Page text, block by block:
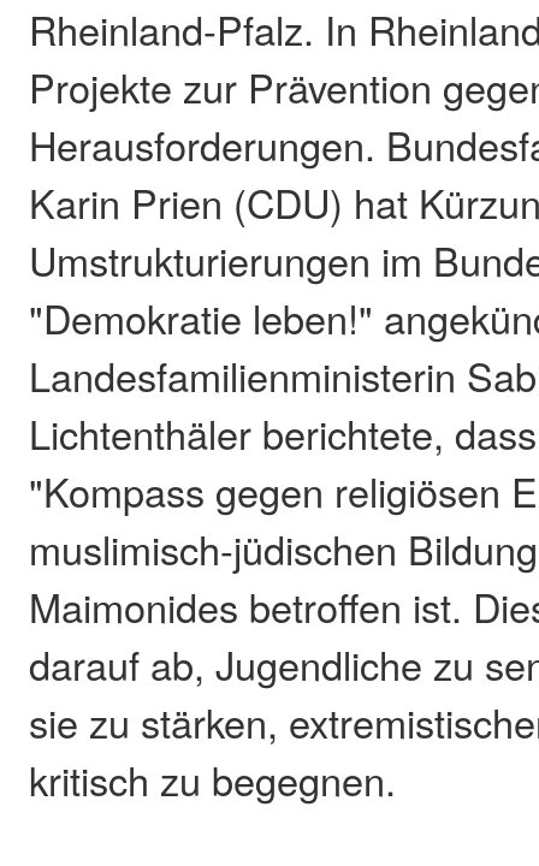
Rheinland-Pfalz. In
Projekte zur Prävention
Herausforderungen.
Karin Prien (CDU) hat
Umstrukturierungen im
"Demokratie leben!"
Landesfamilienministerin
Lichtenthäler berichtete,
"Kompass gegen religiösen
muslimisch-jüdischen
Maimonides betroffen ist.
darauf ab, Jugendliche zu
sie zu stärken,
kritisch zu begegnen.